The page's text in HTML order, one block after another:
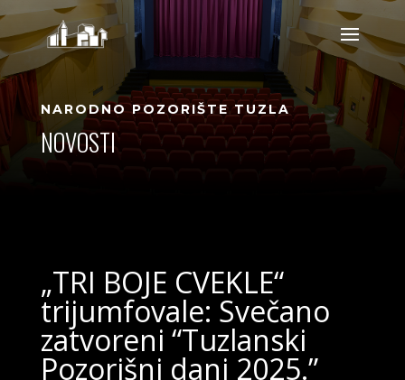
NARODNO POZORIŠTE TUZLA
NOVOSTI
„TRI BOJE CVEKLE“
trijumfovale: Svečano
zatvoreni “Tuzlanski
Pozorišni dani 2025.”